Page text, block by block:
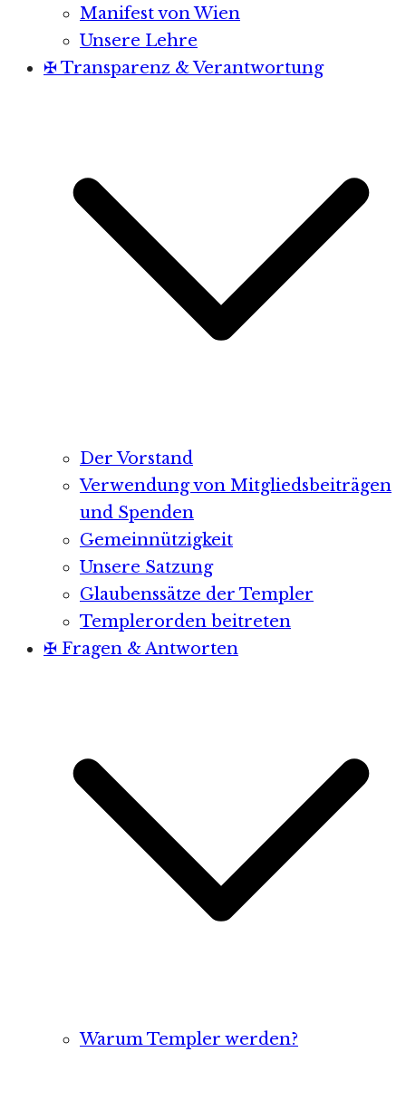
Manifest von Wien
Unsere Lehre
✠ Transparenz & Verantwortung
Der Vorstand
Verwendung von Mitgliedsbeiträgen
und Spenden
Gemeinnützigkeit
Unsere Satzung
Glaubenssätze der Templer
Templerorden beitreten
✠ Fragen & Antworten
Warum Templer werden?